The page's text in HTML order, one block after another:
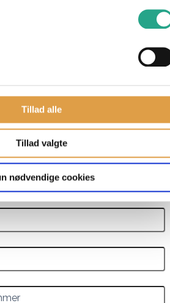
Tillad alle
Tillad valgte
nødvendige cookies
får vist formularen